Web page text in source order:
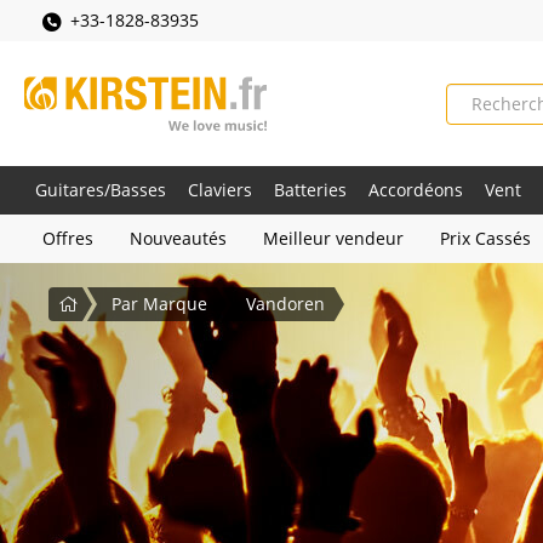
+33-1828-83935
Guitares/Basses Claviers Batteries Accordéons Vent
Offres Nouveautés Meilleur vendeur Prix Cassés
AccueilPar Marque Vandoren